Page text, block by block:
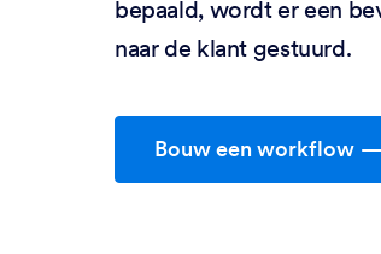
bepaald, wordt er een
naar de klant gestuurd.
Bouw een workflow